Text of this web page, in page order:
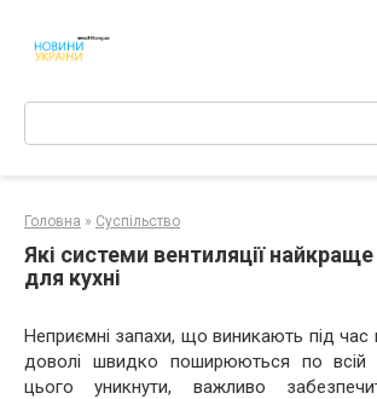
контенту
Поиск:
Головна » Суспільство
Які системи вентиляції
для кухні
Неприємні запахи, що виникають під час
доволі швидко поширюються по всій
цього уникнути, важливо